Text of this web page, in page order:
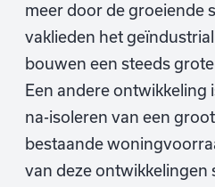
meer door de groeiende
vaklieden het
bouwen een steeds
Een andere ontwikkeling
na-isoleren van een
bestaande
van deze ontwikkelingen